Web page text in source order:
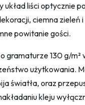
liści optycznie
ciemna zieleń
powitanie gości.
gramaturze 130 g/
użytkowania.
światła, oraz
kleju